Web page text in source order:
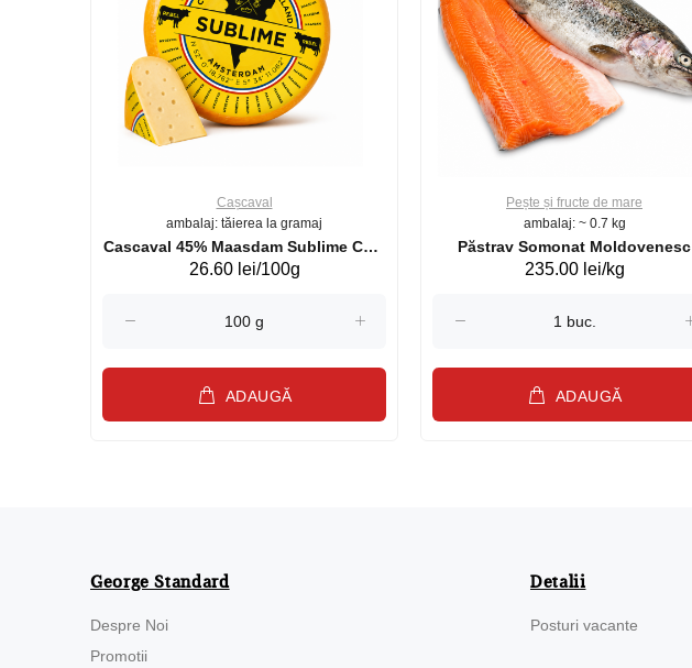
Cașcaval
ambalaj: tăierea la gramaj
Cascaval 45% Maasdam Sublime Cow
(075002)
26.60 lei/100g
ADAUGĂ
Pește și fructe de mare
ambalaj: ~ 0.7 kg
Păstrav Somonat Moldovenesc
235.00 lei/kg
ADAUGĂ
George Standard
Despre Noi
Promotii
Detalii
Posturi vacante